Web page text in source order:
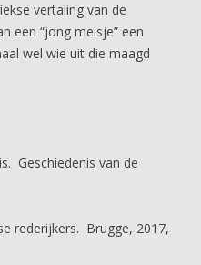
vertaling van de
een “jong meisje” een
wel wie uit die maagd
Geschiedenis van de
rederijkers. Brugge, 2017,